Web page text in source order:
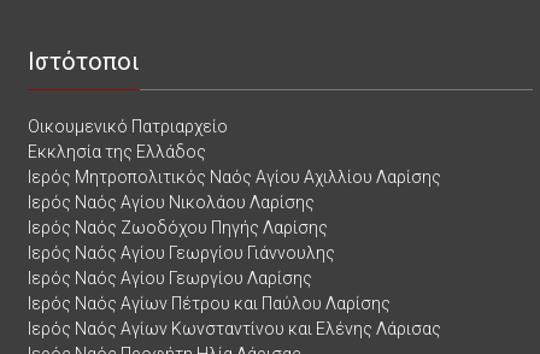
Ιστότοποι
Οικουμενικό Πατριαρχείο
Εκκλησία της Ελλάδος
Ιερός Μητροπολιτικός Ναός Αγίου Αχιλλίου Λαρίσης
Ιερός Ναός Αγίου Νικολάου Λαρίσης
Ιερός Ναός Ζωοδόχου Πηγής Λαρίσης
Ιερός Ναός Αγίου Γεωργίου Γιάννουλης
Ιερός Ναός Αγίου Γεωργίου Λαρίσης
Ιερός Ναός Αγίων Πέτρου και Παύλου Λαρίσης
Ιερός Ναός Αγίων Κωνσταντίνου και Ελένης Λάρισας